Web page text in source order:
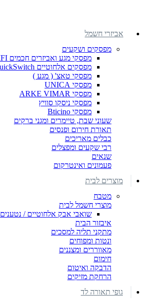
אביזרי חשמל
מפסקים ושקעים
מפסקי מגע ואביזרים חכמים WIFI
מפסקים אלחוטיים QuickSwitch
מפסקי טאצ' ( מגע )
מפסקי UNICA
מפסקי ARKE VIMAR
מפסקי ניסקו סוויץ
מפסקי Bticino
שעוני שבת, טיימרים ומגני ברקים
תאורת חירום ופנסים
כבלים מאריכים
רבי שקעים ומפצלים
שנאים
פעמונים ואינטרקום
מוצרים לבית
מטבח
מוצרי חשמל לבית
שואבי אבק אלחוטיים / נטענים
איבזור הבית
מתקני תליה למסכים
ונטות ומפוחים
מאווררים ומצננים
חימום
הדבקה ואיטום
הרחקת מזיקים
גופי תאורה לד